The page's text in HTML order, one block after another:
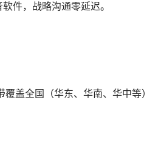
件，战略沟通零延迟。
盖全国（华东、华南、华中等）